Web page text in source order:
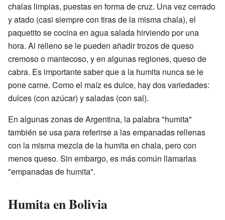
chalas limpias, puestas en forma de cruz. Una vez cerrado
y atado (casi siempre con tiras de la misma chala), el
paquetito se cocina en agua salada hirviendo por una
hora. Al relleno se le pueden añadir trozos de queso
cremoso o mantecoso, y en algunas regiones, queso de
cabra. Es importante saber que a la humita nunca se le
pone carne. Como el maíz es dulce, hay dos variedades:
dulces (con azúcar) y saladas (con sal).
En algunas zonas de Argentina, la palabra "humita"
también se usa para referirse a las empanadas rellenas
con la misma mezcla de la humita en chala, pero con
menos queso. Sin embargo, es más común llamarlas
"empanadas de humita".
Humita en Bolivia